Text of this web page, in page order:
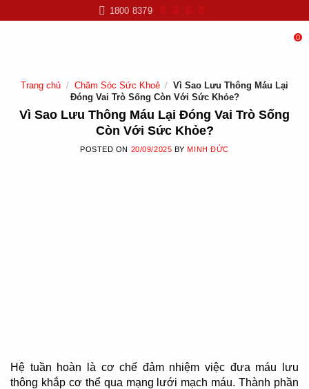
to
1800 8379
0
Trang chủ / Chăm Sóc Sức Khoẻ / Vì Sao Lưu Thông Máu Lại
Đóng Vai Trò Sống Còn Với Sức Khỏe?
Vì Sao Lưu Thông Máu Lại Đóng Vai Trò Sống
Còn Với Sức Khỏe?
POSTED ON 20/09/2025 BYMINH ĐỨC
Hệ tuần hoàn là cơ chế đảm nhiệm việc đưa máu lưu
thông khắp cơ thể qua mạng lưới mạch máu. Thành phần